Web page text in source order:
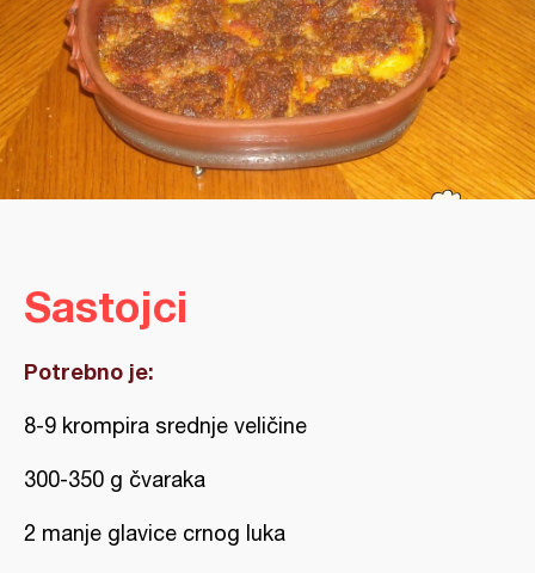
Sastojci
Potrebno je:
8-9 krompira srednje veličine
300-350 g čvaraka
2 manje glavice crnog luka